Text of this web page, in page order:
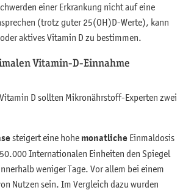
einer Erkrankung nicht auf eine
(trotz guter 25(OH)D-Werte), kann
aktives Vitamin D zu bestimmen.
Vitamin-D-Einnahme
D sollten Mikronährstoff-Experten zwei
steigert eine hohe monatliche Einmaldosis
Internationalen Einheiten den Spiegel
weniger Tage. Vor allem bei einem
Nutzen sein. Im Vergleich dazu wurden